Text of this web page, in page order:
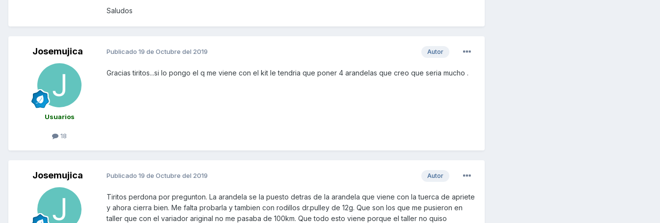
Te aconsejo que revises esa medida porque si no la correa se te va a destrozar
siguiente referencia: Bando 36243761.
Saludos
Josemujica
Usuarios
18
Autor
Publicado 19 de Octubre del 2019
Gracias tiritos...si lo pongo el q me viene con el kit le tendria que poner 4 arandelas que creo que seria mucho .
Josemujica Autor
Publicado 19 de Octubre del 2019
Tiritos perdona por pregunton. La arandela se la puesto detras de la arandela que viene con la tuerca de apriete
y ahora cierra bien. Me falta probarla y tambien con rodillos dr.pulley de 12g. Que son los que me pusieron en
taller que con el variador ariginal no me pasaba de 100km. Que todo esto viene porque el taller no quiso